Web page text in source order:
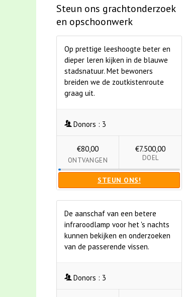
Steun ons grachtonderzoek
en opschoonwerk
Op prettige leeshoogte beter en
dieper leren kijken in de blauwe
stadsnatuur. Met bewoners
breiden we de zoutkistenroute
graag uit.
Donors : 3
€80,00
ONTVANGEN
€7.500,00
DOEL
STEUN ONS!
De aanschaf van een betere
infraroodlamp voor het 's nachts
kunnen bekijken en onderzoeken
van de passerende vissen.
Donors : 3